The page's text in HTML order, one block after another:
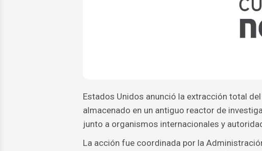
Estados Unidos anunció la extracción total
almacenado en un antiguo reactor de
junto a organismos internacionales y
La acción fue coordinada por la